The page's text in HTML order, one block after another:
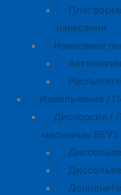
нанесения
Нанесение
Измельчение /
Дисперсия /
мельницы BEVS